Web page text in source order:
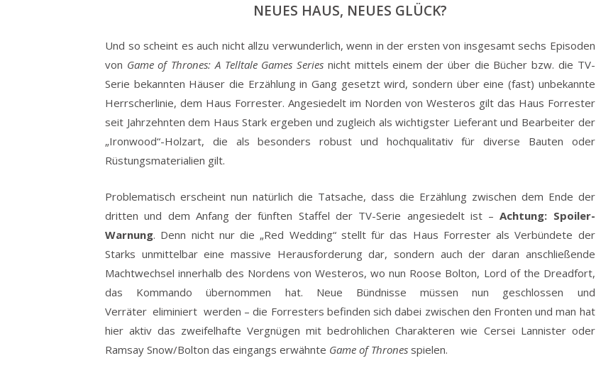
NEUES HAUS, NEUES GLÜCK?
Und so scheint es auch nicht allzu verwunderlich, wenn in der ersten von insgesamt sechs Episoden
von Game of Thrones: A Telltale Games Series nicht mittels einem der über die Bücher bzw. die TV-
Serie bekannten Häuser die Erzählung in Gang gesetzt wird, sondern über eine (fast) unbekannte
Herrscherlinie, dem Haus Forrester. Angesiedelt im Norden von Westeros gilt das Haus Forrester
seit Jahrzehnten dem Haus Stark ergeben und zugleich als wichtigster Lieferant und Bearbeiter der
„Ironwood“-Holzart, die als besonders robust und hochqualitativ für diverse Bauten oder
Rüstungsmaterialien gilt.
Problematisch erscheint nun natürlich die Tatsache, dass die Erzählung zwischen dem Ende der
dritten und dem Anfang der fünften Staffel der TV-Serie angesiedelt ist –Achtung: Spoiler-
Warnung. Denn nicht nur die „Red Wedding“ stellt für das Haus Forrester als Verbündete der
Starks unmittelbar eine massive Herausforderung dar, sondern auch der daran anschließende
Machtwechsel innerhalb des Nordens von Westeros, wo nun Roose Bolton, Lord of the Dreadfort,
das Kommando übernommen hat. Neue Bündnisse müssen nun geschlossen und
Verräter eliminiert werden – die Forresters befinden sich dabei zwischen den Fronten und man hat
hier aktiv das zweifelhafte Vergnügen mit bedrohlichen Charakteren wie Cersei Lannister oder
Ramsay Snow/Bolton das eingangs erwähnte Game of Thrones spielen.